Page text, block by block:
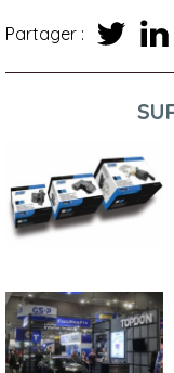
Partager :